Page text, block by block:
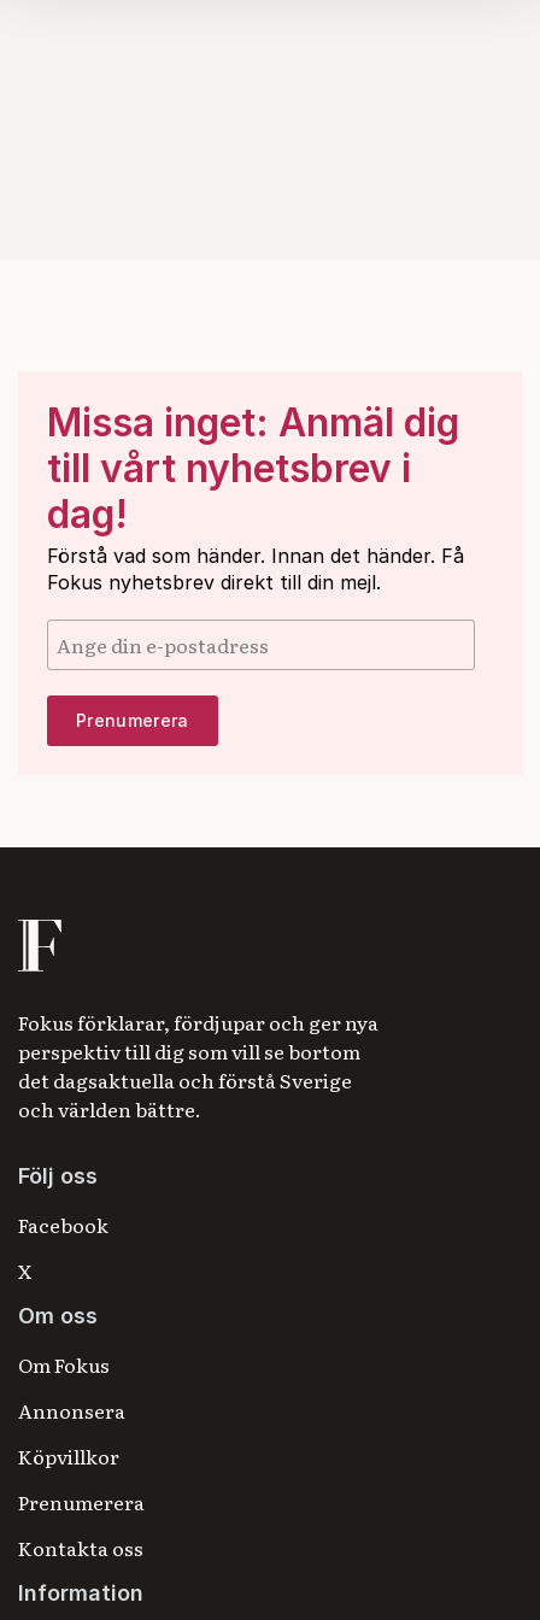
Missa inget: Anmäl dig
till vårt nyhetsbrev i
dag!
Förstå vad som händer. Innan det händer. Få
Fokus nyhetsbrev direkt till din mejl.
Fokus förklarar, fördjupar och ger nya
perspektiv till dig som vill se bortom
det dagsaktuella och förstå Sverige
och världen bättre.
Följ oss
Facebook
X
Om oss
Om Fokus
Annonsera
Köpvillkor
Prenumerera
Kontakta oss
Information